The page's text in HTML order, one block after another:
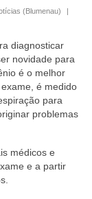
(Blumenau)
|
diagnosticar
novidade para
é o melhor
é medido
para
problemas
médicos e
e a partir